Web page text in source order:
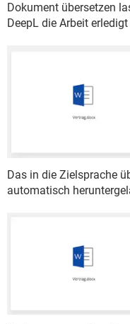
Dokument übersetzen
DeepL die Arbeit
Das in die Zielsprache
automatisch